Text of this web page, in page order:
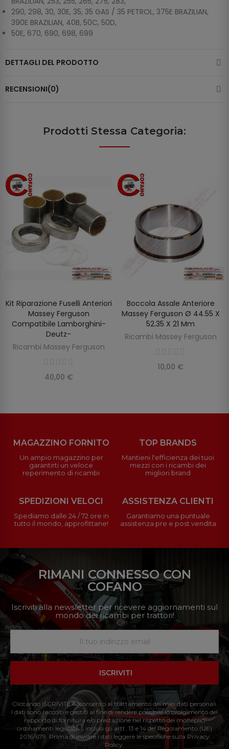
290, 298, 30, 30E, 35, 35 GAS / 35 PETROL, 375E BRAZILIAN,
390E BRAZILIAN, 40B, 50C, 50D,
50E, 670, 690, 698, 699
DETTAGLI DEL PRODOTTO
RECENSIONI(0)
Prodotti Stessa Categoria:
AGGIUNGI AL CARRELLO
Kit Riparazione Fuselli Anteriori
Massey Ferguson
Compatibile Lamborghini-
Deutz-
Ricambi Massey Ferguson
40,00 €
AGGIUNGI AL CARRELLO
Boccola Assale Anteriore
Massey Ferguson Ø 44.55 X
52.35 X 21 Mm
Ricambi Massey Ferguson
10,00 €
MAGAZZINO FORNITO
Un ampio magazzino per
garantirti un veloce
reperimento di ricambi
TOP BRANDS
Mantieni l'efficienza dei tuoi
mezzi con i ricambi dei
migliori brand
SPEDIZIONI VELOCI
Spediamo dalle 24 / 72 ore in
tutto il mondo, approfittane!
ASSISTENZA CLIENTI
Garantiamo una puntuale
assistenza pre e post vendita
RIMANI CONNESSO CON
COFANO
Iscriviti alla newsletter per ricevere aggiornamenti sul
mondo dei ricambi per trattori!
ISCRIVITI
Cliccando ISCRIVITI: Acconsento al trattamento dei miei dati personali.
I dati sono raccolti e gestiti al fine di rendere possibile lo svolgimento del
rapporto di fornitura e/o prestazione nel rispetto dei molteplici
ordinamenti legislativi, inclusi gli artt. 13 e 14 del Regolamento (UE)
2016/679. Prima di inviare i dati leggere le specifiche sulla Privacy
Policy.